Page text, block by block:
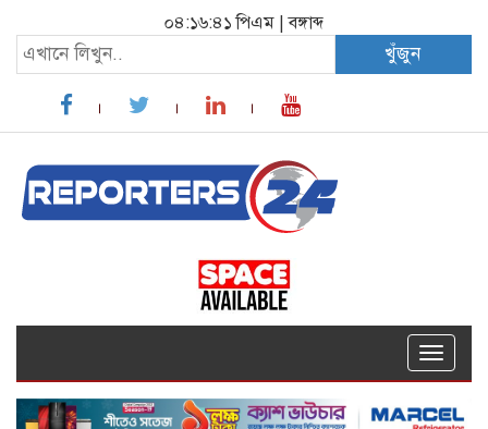
০৪:১৬:৪১ পিএম |বঙ্গাব্দ
খুঁজুন
Toggle